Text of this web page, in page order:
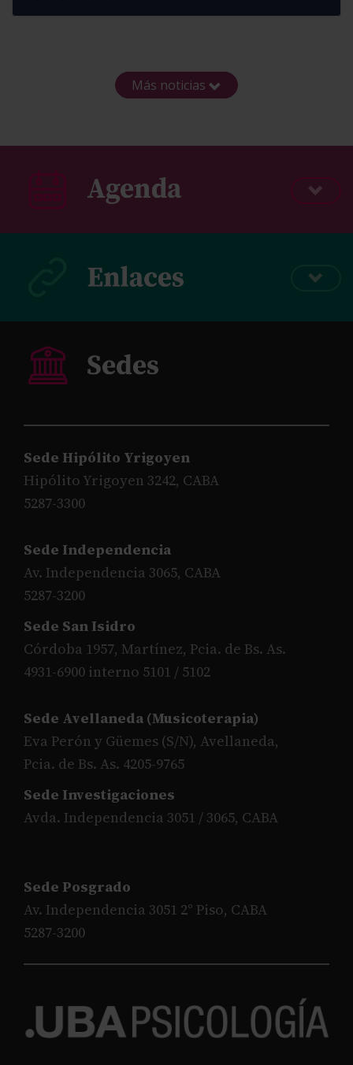
Más noticias
Sede Hipólito Yrigoyen
Hipólito Yrigoyen 3242, CABA
5287-3300
Sede Independencia
Av. Independencia 3065, CABA
5287-3200
Sede San Isidro
Córdoba 1957, Martínez, Pcia. de Bs. As.
4931-6900 interno 5101 / 5102
Sede Avellaneda (Musicoterapia)
Eva Perón y Güemes (S/N), Avellaneda,
Pcia. de Bs. As. 4205-9765
Sede Investigaciones
Avda. Independencia 3051 / 3065, CABA
Sede Posgrado
Av. Independencia 3051 2° Piso, CABA
5287-3200